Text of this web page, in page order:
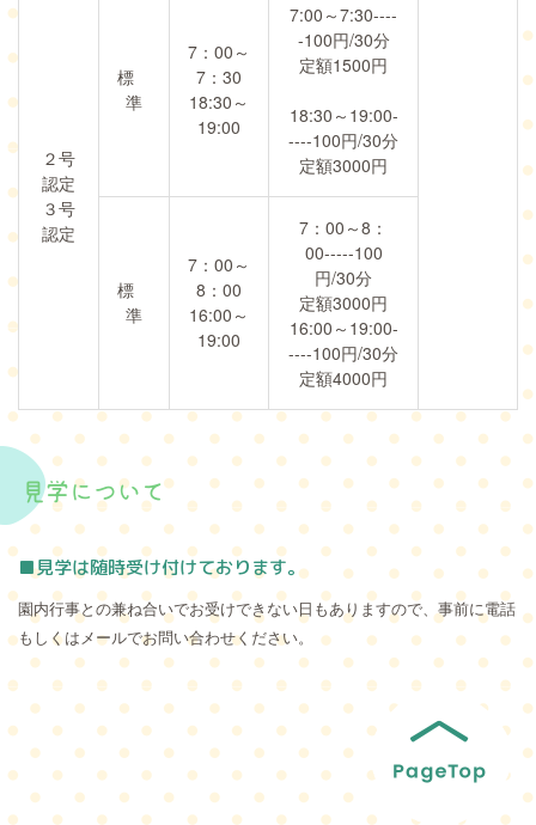
２号
認定
３号
認定
標
準
7：00～
7：30
18:30～
19:00
7:00～7:30----
-100円/30分
定額1500円
18:30～19:00-
----100円/30分
定額3000円
標
準
7：00～
8：00
16:00～
19:00
7：00～8：
00-----100
円/30分
定額3000円
16:00～19:00-
----100円/30分
定額4000円
見学について
■見学は随時受け付けております。
園内行事との兼ね合いでお受けできない日もありますので、事前に電話
もしくはメールでお問い合わせください。